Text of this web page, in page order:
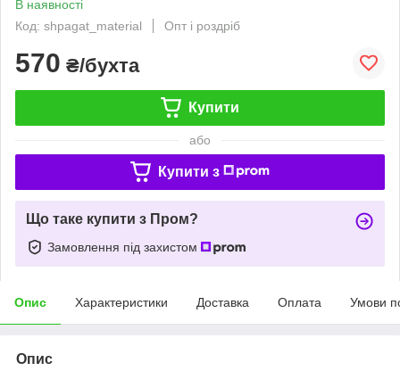
В наявності
Код: shpagat_material
Опт і роздріб
570 ₴/бухта
Купити
або
Купити з
Що таке купити з Пром?
Замовлення під захистом
Опис Характеристики Доставка Оплата Умови
Опис